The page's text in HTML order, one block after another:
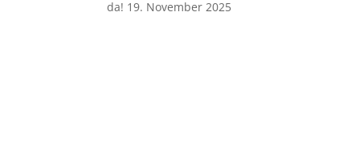
da! 19. November 2025